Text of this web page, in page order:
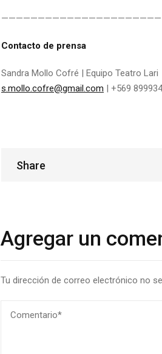
Contacto de prensa
Sandra Mollo Cofré | Equipo Teatro Lari
s.mollo.cofre@gmail.com | +569
Share
Share
Agregar un
Tu dirección de correo electrónico no